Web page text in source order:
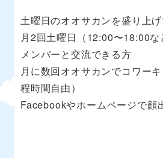
土曜日のオオサカンを盛り上
月2回土曜日（12:00〜18:00な
メンバーと交流できる方
月に数回オオサカンでコワー
程時間自由）
Facebookやホームページで顔